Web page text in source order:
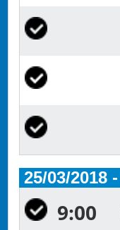
25/03/2018
9:00